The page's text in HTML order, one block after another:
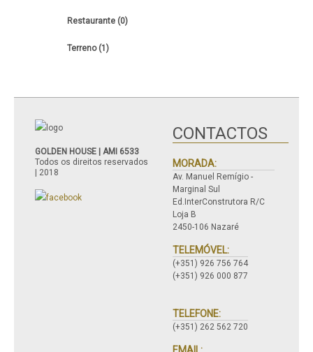
Restaurante (0)
Terreno (1)
GOLDEN HOUSE | AMI 6533
Todos os direitos reservados
| 2018
CONTACTOS
MORADA:
Av. Manuel Remígio -
Marginal Sul
Ed.InterConstrutora R/C
Loja B
2450-106 Nazaré
TELEMÓVEL:
(+351) 926 756 764
(+351) 926 000 877
TELEFONE:
(+351) 262 562 720